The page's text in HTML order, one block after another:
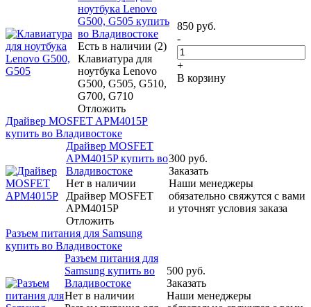
ноутбука Lenovo
G500, G505 купить
во Владивостоке
Есть в наличии (2)
Клавиатура для
ноутбука Lenovo
G500, G505, G510,
G700, G710
Отложить
850 руб.
-
+
В корзину
Драйвер MOSFET APM4015P
купить во Владивостоке
Драйвер MOSFET
APM4015P купить во
Владивостоке
Нет в наличии
Драйвер MOSFET
APM4015P
Отложить
300 руб.
Заказать
Наши менеджеры
обязательно свяжутся с вами
и уточнят условия заказа
Разъем питания для Samsung
купить во Владивостоке
Разъем питания для
Samsung купить во
Владивостоке
Нет в наличии
500 руб.
Заказать
Наши менеджеры